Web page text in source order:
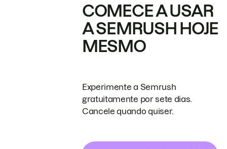
COMECE A USAR
A SEMRUSH HOJE
MESMO
Experimente a Semrush
gratuitamente por sete dias.
Cancele quando quiser.